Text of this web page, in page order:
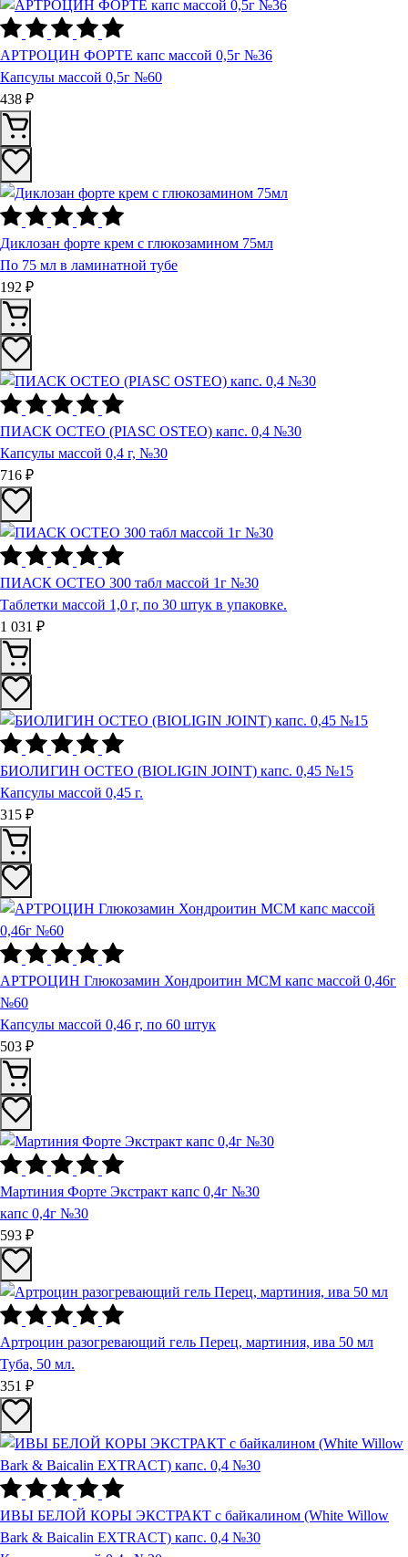
АРТРОЦИН ФОРТЕ капс массой 0,5г №36
Капсулы массой 0,5г №60
438 ₽
Диклозан фоpте крем с глюкозамином 75мл
По 75 мл в ламинатной тубе
192 ₽
ПИАСК ОСТЕО (PIASC OSTEO) капс. 0,4 №30
Капсулы массой 0,4 г, №30
716 ₽
ПИАСК ОСТЕО 300 табл массой 1г №30
Таблетки массой 1,0 г, по 30 штук в упаковке.
1 031 ₽
БИОЛИГИН ОСТЕО (BIOLIGIN JOINT) капс. 0,45 №15
Капсулы массой 0,45 г.
315 ₽
АРТРОЦИН Глюкозамин Хондроитин МСМ капс массой 0,46г
№60
Капсулы массой 0,46 г, по 60 штук
503 ₽
Мартиния Форте Экстракт капс 0,4г №30
капс 0,4г №30
593 ₽
Артроцин разогревающий гель Перец, мартиния, ива 50 мл
Туба, 50 мл.
351 ₽
ИВЫ БЕЛОЙ КОРЫ ЭКСТРАКТ с байкалином (White Willow
Bark & Baicalin EXTRACT) капс. 0,4 №30